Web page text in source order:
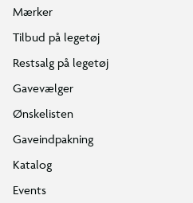
Mærker
Tilbud på legetøj
Restsalg på legetøj
Gavevælger
Ønskelisten
Gaveindpakning
Katalog
Events